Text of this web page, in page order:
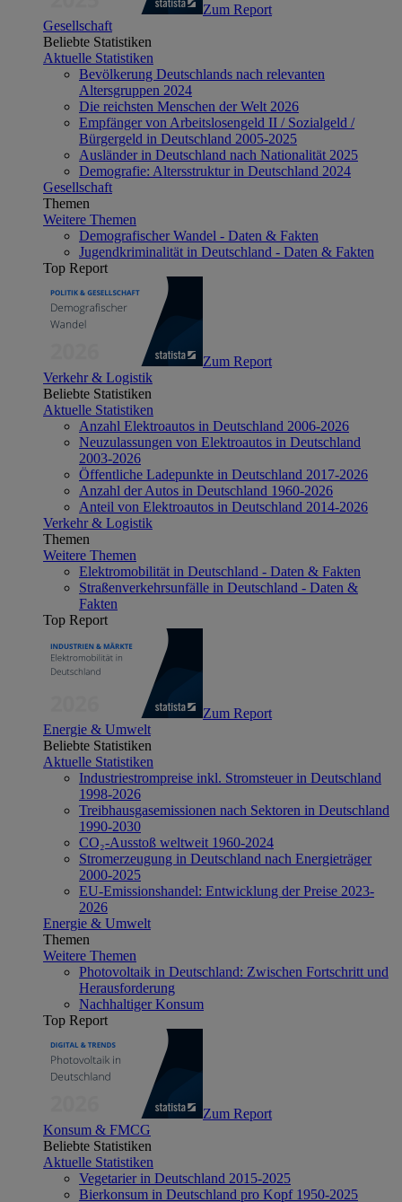
Zum Report
Gesellschaft
Beliebte Statistiken
Aktuelle Statistiken
Bevölkerung Deutschlands nach relevanten
Altersgruppen 2024
Die reichsten Menschen der Welt 2026
Empfänger von Arbeitslosengeld II / Sozialgeld /
Bürgergeld in Deutschland 2005-2025
Ausländer in Deutschland nach Nationalität 2025
Demografie: Altersstruktur in Deutschland 2024
Gesellschaft
Themen
Weitere Themen
Demografischer Wandel - Daten & Fakten
Jugendkriminalität in Deutschland - Daten & Fakten
Top Report
Zum Report
Verkehr & Logistik
Beliebte Statistiken
Aktuelle Statistiken
Anzahl Elektroautos in Deutschland 2006-2026
Neuzulassungen von Elektroautos in Deutschland
2003-2026
Öffentliche Ladepunkte in Deutschland 2017-2026
Anzahl der Autos in Deutschland 1960-2026
Anteil von Elektroautos in Deutschland 2014-2026
Verkehr & Logistik
Themen
Weitere Themen
Elektromobilität in Deutschland - Daten & Fakten
Straßenverkehrsunfälle in Deutschland - Daten &
Fakten
Top Report
Zum Report
Energie & Umwelt
Beliebte Statistiken
Aktuelle Statistiken
Industriestrompreise inkl. Stromsteuer in Deutschland
1998-2026
Treibhausgasemissionen nach Sektoren in Deutschland
1990-2030
CO₂-Ausstoß weltweit 1960-2024
Stromerzeugung in Deutschland nach Energieträger
2000-2025
EU-Emissionshandel: Entwicklung der Preise 2023-
2026
Energie & Umwelt
Themen
Weitere Themen
Photovoltaik in Deutschland: Zwischen Fortschritt und
Herausforderung
Nachhaltiger Konsum
Top Report
Zum Report
Konsum & FMCG
Beliebte Statistiken
Aktuelle Statistiken
Vegetarier in Deutschland 2015-2025
Bierkonsum in Deutschland pro Kopf 1950-2025